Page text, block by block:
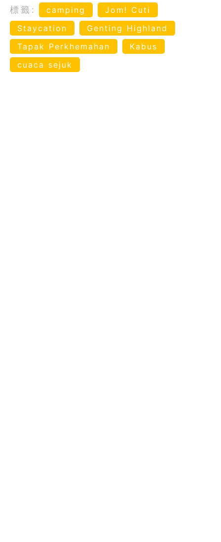
標籤: camping
Jom! Cuti
Staycation
Genting Highland
Tapak Perkhemahan
Kabus
cuaca sejuk